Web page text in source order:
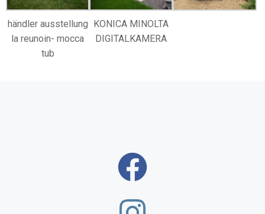
händler ausstellung
la reunoin- mocca
tub
KONICA MINOLTA
DIGITALKAMERA